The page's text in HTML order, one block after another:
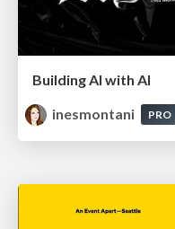
Building AI with AI
inesmontani
PRO